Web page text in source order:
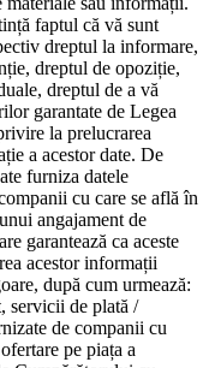
faptul că vă sunt
dreptul la informare,
dreptul de opoziție,
dreptul de a vă
garantate de Legea
la prelucrarea
a acestor date. De
furniza datele
cu care se află în
angajament de
garantează ca aceste
acestor informații
după cum urmează:
servicii de plată /
de companii cu
pe piața a